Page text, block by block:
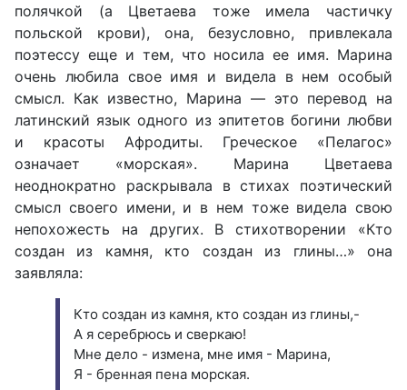
полячкой (а Цветаева тоже имела частичку
польской крови), она, безусловно, привлекала
поэтессу еще и тем, что носила ее имя. Марина
очень любила свое имя и видела в нем особый
смысл. Как известно, Марина — это перевод на
латинский язык одного из эпитетов богини любви
и красоты Афродиты. Греческое «Пелагос»
означает «морская». Марина Цветаева
неоднократно раскрывала в стихах поэтический
смысл своего имени, и в нем тоже видела свою
непохожесть на других. В стихотворении «Кто
создан из камня, кто создан из глины…» она
заявляла:
Кто создан из камня, кто создан из глины,-
А я серебрюсь и сверкаю!
Мне дело - измена, мне имя - Марина,
Я - бренная пена морская.